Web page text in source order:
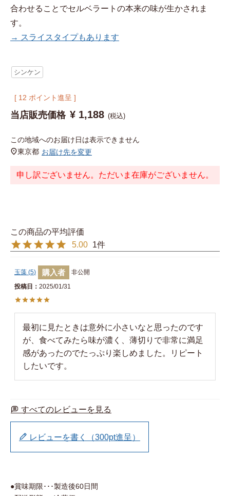
合わせることでセルベラートの本来の味が生かされま
→ スライスタイプもあります
シンケン
[ 12 ポイント進呈 ]
当店販売価格 ¥ 1,188 税込
この地域へのお届け日は表示できません
東京都 お届け先を変更
申し訳ございません。ただいま在庫がございません。
5.00 1
玉藻 5 購入者
非公開
投稿日
2025/01/31
最初に見たときは意外に小さいなと思ったのです
が、食べてみたら味が濃く、薄切りで非常に満足
感があったのでたっぷり楽しめました。リピート
したいです。
すべてのレビューを見る
レビューを書く（300pt進呈）
●賞味期限･･･製造後60日間